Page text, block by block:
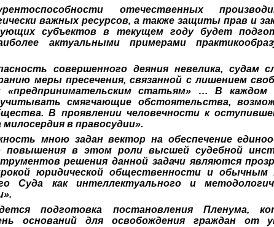
отечественных
важных ресурсов, а также защиты прав и
субъектов в текущем году будет
актуальными примерами
совершенного деяния невелика, судам
меры пресечения, связанной с лишением
статьям» … В каждом
учитывать смягчающие обстоятельства,
В проявлении человечности к
в правосудии».
мною задан вектор на обеспечение
повышения в этом роли высшей судебной
решения данной задачи являются
юридической общественности и обычным
Суда как интеллектуального и
подготовка постановления Пленума,
оснований для освобождения граждан от